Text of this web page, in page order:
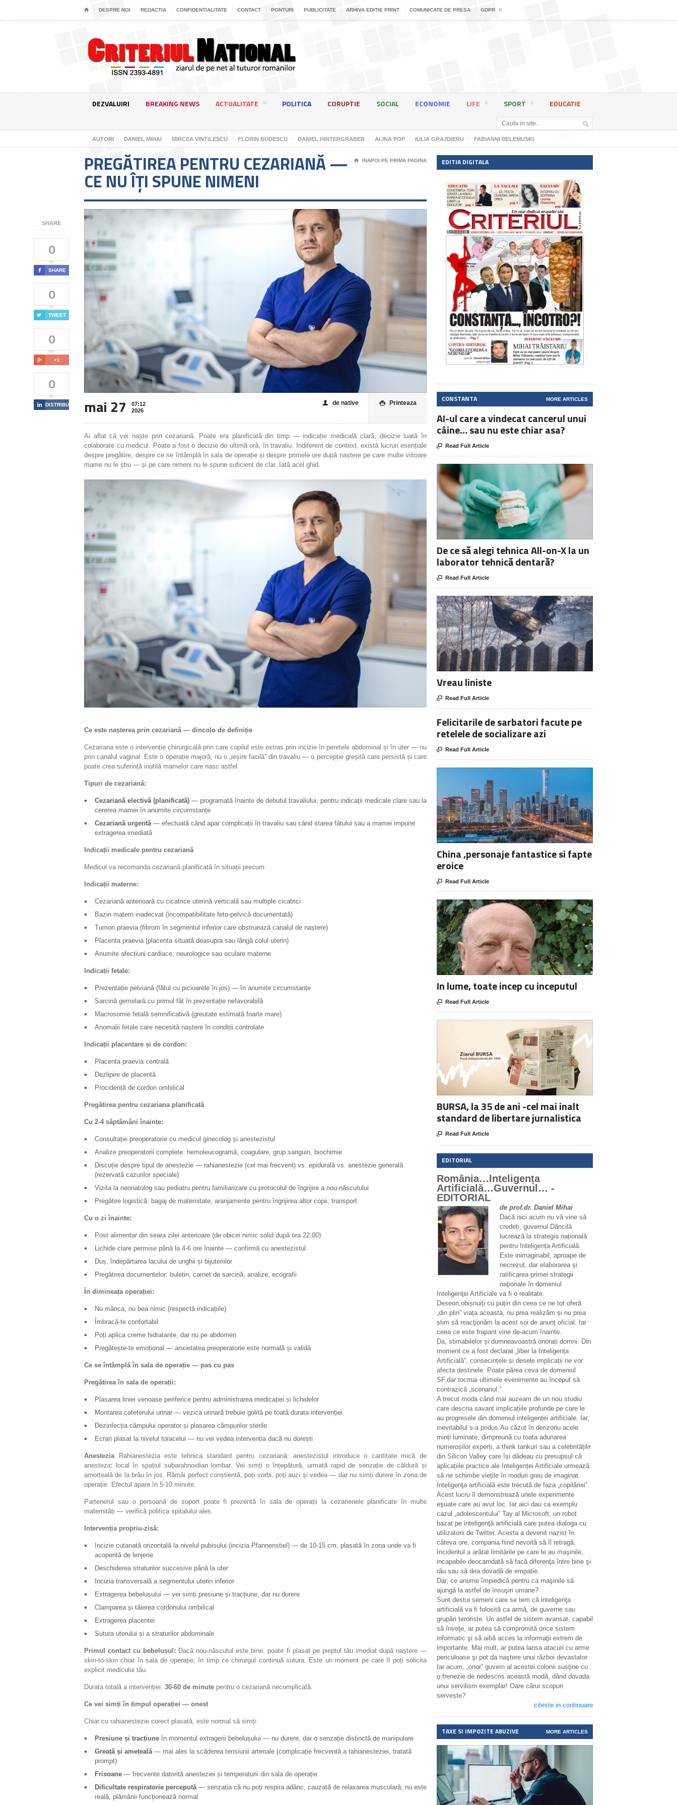
⌂ DESPRE NOI REDACTIA CONFIDENTIALITATE CONTACT PONTURI PUBLICITATE ARHIVA EDITIE PRINT COMUNICATE DE PRESA GDPR
DEZVALUIRI BREAKING NEWS ACTUALITATE POLITICA CORUPTIE SOCIAL ECONOMIE LIFE SPORT EDUCATIE
AUTORI DANIEL MIHAI MIRCEA VINTILESCU FLORIN BUDESCU DANIEL HINTERGRABER ALINA POP IULIA GRAJDIERU FABIANNI BELEMUSKI
SHARE
0
 SHARE
0
 TWEET
0
 +1
0
 DISTRIBUIE
PREGĂTIREA PENTRU CEZARIANĂ —
CE NU ÎȚI SPUNE NIMENI
⌂ INAPOI PE PRIMA PAGINA
mai 27
07:12
2026
 Printeaza
👤 de native
Ai aflat că vei naște prin cezariană. Poate era planificată din timp — indicație medicală clară, decizie luată în
colaborare cu medicul. Poate a fost o decizie de ultimă oră, în travaliu. Indiferent de context, există lucruri esențiale
despre pregătire, despre ce se întâmplă în sala de operație și despre primele ore după naștere pe care multe viitoare
mame nu le știu — și pe care nimeni nu le spune suficient de clar. Iată acel ghid.
Ce este nașterea prin cezariană — dincolo de definiție
Cezariana este o intervenție chirurgicală prin care copilul este extras prin incizie în peretele abdominal și în uter — nu
prin canalul vaginal. Este o operație majoră, nu o „ieșire facilă” din travaliu — o percepție greșită care persistă și care
poate crea suferință inutilă mamelor care nasc astfel.
Tipuri de cezariană:
Cezariană electivă (planificată) — programată înainte de debutul travaliului, pentru indicații medicale clare sau la
cererea mamei în anumite circumstanțe
Cezariană urgentă— efectuată când apar complicații în travaliu sau când starea fătului sau a mamei impune
extragerea imediată
Indicații medicale pentru cezariană
Medicul va recomanda cezariană planificată în situații precum:
Indicații materne:
Cezariană anterioară cu cicatrice uterină verticală sau multiple cicatrici
Bazin matern inadecvat (incompatibilitate feto-pelvică documentată)
Tumori praevia (fibrom în segmentul inferior care obstruează canalul de naștere)
Placenta praevia (placenta situată deasupra sau lângă colul uterin)
Anumite afecțiuni cardiace, neurologice sau oculare materne
Indicații fetale:
Prezentație pelviană (fătul cu picioarele în jos) — în anumite circumstanțe
Sarcină gemelară cu primul făt în prezentație nefavorabilă
Macrosomie fetală semnificativă (greutate estimată foarte mare)
Anomalii fetale care necesită naștere în condiții controlate
Indicații placentare și de cordon:
Placenta praevia centrală
Dezlipire de placentă
Procidență de cordon ombilical
Pregătirea pentru cezariana planificată
Cu 2-4 săptămâni înainte:
Consultație preoperatorie cu medicul ginecolog și anestezistul
Analize preoperatorii complete: hemoleucogramă, coagulare, grup sanguin, biochimie
Discuție despre tipul de anestezie — rahianestezie (cel mai frecvent) vs. epidurală vs. anestezie generală
(rezervată cazurilor speciale)
Vizita la neonatolog sau pediatru pentru familiarizare cu protocolul de îngrijire a nou-născutului
Pregătire logistică: bagaj de maternitate, aranjamente pentru îngrijirea altor copii, transport
Cu o zi înainte:
Post alimentar din seara zilei anterioare (de obicei nimic solid după ora 22:00)
Lichide clare permise până la 4-6 ore înainte — confirmă cu anestezistul
Duș, îndepărtarea lacului de unghii și bijuteriilor
Pregătirea documentelor: buletin, carnet de sarcină, analize, ecografii
În dimineața operației:
Nu mânca, nu bea nimic (respectă indicațiile)
Îmbracă-te confortabil
Poți aplica creme hidratante, dar nu pe abdomen
Pregătește-te emoțional — anxietatea preoperatorie este normală și validă
Ce se întâmplă în sala de operație — pas cu pas
Pregătirea în sala de operații:
Plasarea liniei venoase periferice pentru administrarea medicației și lichidelor
Montarea cateterului urinar — vezica urinară trebuie golită pe toată durata intervenției
Dezinfecția câmpului operator și plasarea câmpurilor sterile
Ecran plasat la nivelul toracelui — nu vei vedea intervenția dacă nu dorești
AnesteziaRahianestezia este tehnica standard pentru cezariană: anestezistul introduce o cantitate mică de
anestezic local în spațiul subarahnoidian lombar. Vei simți o înțepătură, urmată rapid de senzație de căldură și
amorțeală de la brâu în jos. Rămâi perfect conștientă, poți vorbi, poți auzi și vedea — dar nu simți durere în zona de
operație. Efectul apare în 5-10 minute.
Partenerul sau o persoană de suport poate fi prezentă în sala de operații la cezarienele planificate în multe
maternități — verifică politica spitalului ales.
Intervenția propriu-zisă:
Incizie cutanată orizontală la nivelul pubisului (incizia Pfannenstiel) — de 10-15 cm, plasată în zona unde va fi
acoperită de lenjerie
Deschiderea straturilor succesive până la uter
Incizia transversală a segmentului uterin inferior
Extragerea bebelușului — vei simți presiune și tracțiune, dar nu durere
Clamparea și tăierea cordonului ombilical
Extragerea placentei
Sutura uterului și a straturilor abdominale
Primul contact cu bebelușul: Dacă nou-născutul este bine, poate fi plasat pe pieptul tău imediat după naștere —
skin-to-skin chiar în sala de operație, în timp ce chirurgul continuă sutura. Este un moment pe care îl poți solicita
explicit medicului tău.
Durata totală a intervenției: 30-60 de minute pentru o cezariană necomplicată.
Ce vei simți în timpul operației — onest
Chiar cu rahianestezie corect plasată, este normal să simți:
Presiune și tracțiune în momentul extragerii bebelușului — nu durere, dar o senzație distinctă de manipulare
Greață și amețeală— mai ales la scăderea tensiunii arteriale (complicație frecventă a rahianesteziei, tratată
prompt)
Frisoane — frecvente datorită anesteziei și temperaturii din sala de operație
Dificultate respiratorie percepută— senzația că nu poți respira adânc, cauzată de relaxarea musculară; nu este
reală, plămânii funcționează normal
EDITIA DIGITALA
CONSTANTA MORE ARTICLES
AI-ul care a vindecat cancerul unui
câine… sau nu este chiar asa?
 Read Full Article
De ce să alegi tehnica All-on-X la un
laborator tehnică dentară?
 Read Full Article
Vreau liniste
 Read Full Article
Felicitarile de sarbatori facute pe
retelele de socializare azi
 Read Full Article
China ,personaje fantastice si fapte
eroice
 Read Full Article
In lume, toate incep cu inceputul
 Read Full Article
BURSA, la 35 de ani -cel mai inalt
standard de libertare jurnalistica
 Read Full Article
EDITORIAL
România…Inteligența
Artificială…Guvernul… -
EDITORIAL
de prof.dr. Daniel Mihai
Dacă nici acum nu vă vine să
credeți, guvernul Dăncilă
lucrează la strategia națională
pentru Inteligența Artificială.
Este inimaginabil, aproape de
necrezut, dar elaborarea și
ratificarea primei strategii
naţionale în domeniul
Inteligenţei Artificiale va fi o realitate.
Deseori,obișnuiți cu puțin din ceea ce ne tot oferă
„din plin” viața aceasta, nu prea realizăm și nu prea
știm să reacţionăm la acest soi de anunț oficial. Iar
ceea ce este frapant vine de-acum înainte.
Da, stimabilelor și dumneavoastră onorați domni. Din
moment ce a fost declarat „liber la Inteligența
Artificială”, consecințele și desele implicații ne vor
afecta destinele. Poate părea ceva de domeniul
SF,dar tocmai ultimele evenimente au început să
contrazică „scenariul.”
A trecut moda când mai auzeam de un nou studiu
care descria savant implicațiile profunde pe care le
au progresele din domeniul inteligenței artificiale. Iar,
inevitabilul s-a pridus.Au căzut în derizoriu acele
minți luminate, dimpreună cu toata adunarea
numeroșilor experți, a think tankuri sau a celebritățilir
din Silicon Valley care își dădeau cu presupsul că
aplicațiile practice ale Inteligenței Artificiale urmează
să ne schimbe viețile în moduri greu de imaginat.
Inteligenţa artificială este trecută de faza „copilăriei”.
Acest lucru îl demonstrează unele experimente
eşuate care au avut loc. Iar aici dau ca exemplu
cazul „adolescentului” Tay al Microsoft, un robot
bazat pe inteligenţă artificială care putea dialoga cu
utilizatorii de Twitter. Acesta a devenit nazist în
câteva ore, compania fiind nevoită să îl retragă.
Incidentul a arătat limitările pe care le au maşinile,
incapabile deocamdată să facă diferenţa între bine şi
rău sau să dea dovadă de empatie.
Dar, ce anume împiedică pentru ca maşinile să
ajungă la astfel de însuşiri umane?
Sunt destui semeni care se tem că inteligenţa
artificială va fi folosită ca armă, de guverne sau
grupări teroriste. Un astfel de sistem avansat, capabil
să înveţe, ar putea să compromită orice sistem
informatic şi să aibă acces la informaţii extrem de
importante. Mai mult, ar putea lansa atacuri cu arme
periculoase şi pot da naştere unui război devastator.
Iar acum, „onor” guvern al acestei colonii susţine cu
o frenezie de nedescris această modă, dând dovada
unui servilism exemplar! Oare cărui scopuri
servește?
citeste in continuare
TAXE SI IMPOZITE ABUZIVE MORE ARTICLES